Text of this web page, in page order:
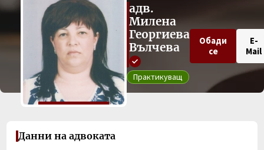
адв.
Милена
Георгиева
Вълчева
Практикуващ
Обади
се
E-
Mail
Данни на адвоката